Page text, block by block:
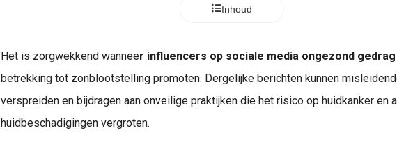
Inhoud
Het is zorgwekkend wanneer influencers op sociale media ongezond gedrag
betrekking tot zonblootstelling promoten. Dergelijke berichten kunnen
verspreiden en bijdragen aan onveilige praktijken die het risico op huidkanker en
huidbeschadigingen vergroten.